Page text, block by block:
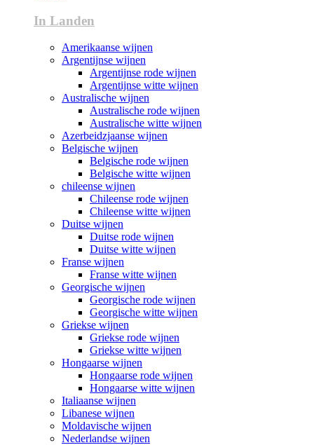
In Landen
Amerikaanse wijnen
Argentijnse wijnen
Argentijnse rode wijnen
Argentijnse witte wijnen
Australische wijnen
Australische rode wijnen
Australische witte wijnen
Azerbeidzjaanse wijnen
Belgische wijnen
Belgische rode wijnen
Belgische witte wijnen
chileense wijnen
Chileense rode wijnen
Chileense witte wijnen
Duitse wijnen
Duitse rode wijnen
Duitse witte wijnen
Franse wijnen
Franse witte wijnen
Georgische wijnen
Georgische rode wijnen
Georgische witte wijnen
Griekse wijnen
Griekse rode wijnen
Griekse witte wijnen
Hongaarse wijnen
Hongaarse rode wijnen
Hongaarse witte wijnen
Italiaanse wijnen
Libanese wijnen
Moldavische wijnen
Nederlandse wijnen